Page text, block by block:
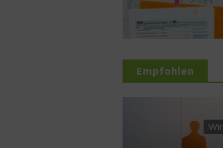
Empfohlen
Wirtschaft & Finanzen